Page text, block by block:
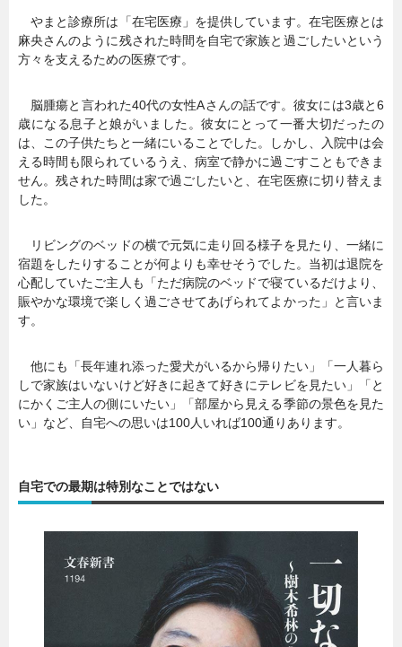
やまと診療所は「在宅医療」を提供しています。在宅医療とは
麻央さんのように残された時間を自宅で家族と過ごしたいという
方々を支えるための医療です。
脳腫瘍と言われた40代の女性Aさんの話です。彼女には3歳と6
歳になる息子と娘がいました。彼女にとって一番大切だったの
は、この子供たちと一緒にいることでした。しかし、入院中は会
える時間も限られているうえ、病室で静かに過ごすこともできま
せん。残された時間は家で過ごしたいと、在宅医療に切り替えま
した。
リビングのベッドの横で元気に走り回る様子を見たり、一緒に
宿題をしたりすることが何よりも幸せそうでした。当初は退院を
心配していたご主人も「ただ病院のベッドで寝ているだけより、
賑やかな環境で楽しく過ごさせてあげられてよかった」と言いま
す。
他にも「長年連れ添った愛犬がいるから帰りたい」「一人暮ら
しで家族はいないけど好きに起きて好きにテレビを見たい」「と
にかくご主人の側にいたい」「部屋から見える季節の景色を見た
い」など、自宅への思いは100人いれば100通りあります。
自宅での最期は特別なことではない